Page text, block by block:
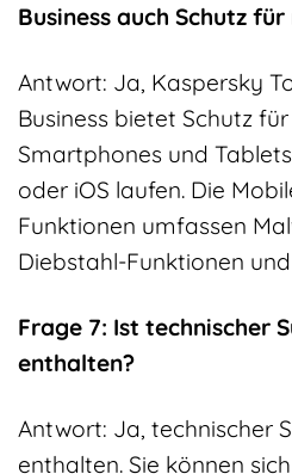
Business auch Schutz
Antwort: Ja, Kaspersky
Business bietet Schutz
Smartphones und
oder iOS laufen. Die
Funktionen umfassen
Diebstahl-Funktionen
Frage 7: Ist technischer
enthalten?
Antwort: Ja, technischer
enthalten. Sie können